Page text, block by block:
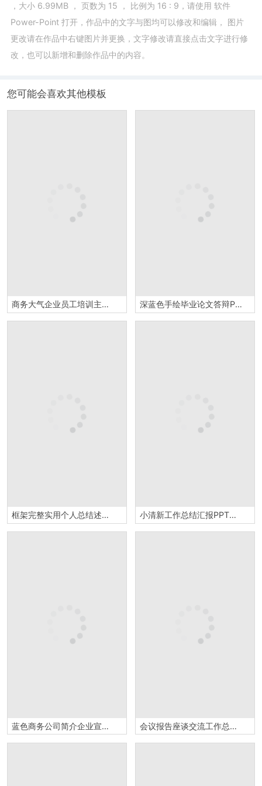
，大小 6.99MB， 页数为 15 ， 比例为 16 : 9 ，请使用 软件
Power-Point 打开，作品中的文字与图均可以修改和编辑， 图片
更改请在作品中右键图片并更换，文字修改请直接点击文字进行修
改，也可以新增和删除作品中的内容。
您可能会喜欢其他模板
商务大气企业员工培训主题PPT模板 深蓝色手绘毕业论文答辩PPT模板
框架完整实用个人总结述职报告PPT模板 小清新工作总结汇报PPT模板
蓝色商务公司简介企业宣传PPT模板 会议报告座谈交流工作总结汇报PPT模板